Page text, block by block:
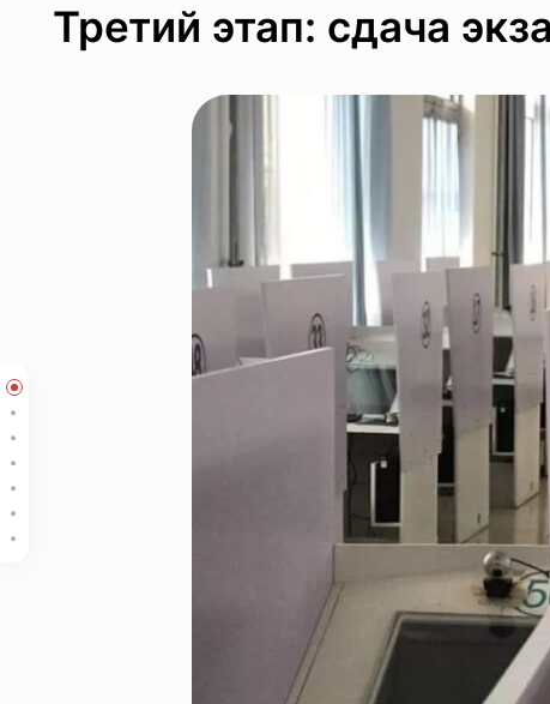
Третий этап: сдача
Водительские права в Гуанчжоу: пошаговая инструкция по
Получение водительских прав в Шанхае: пошаговая инструкция.